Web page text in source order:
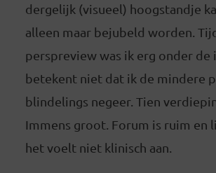
dergelijk (visueel) hoogstandje
alleen maar bejubeld worden.
perspreview was ik erg onder de
betekent niet dat ik de mindere
blindelings negeer. Tien
Immens groot. Forum is ruim en
het voelt niet klinisch aan.